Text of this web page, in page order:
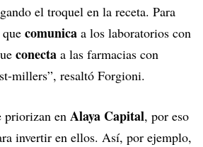
el troquel en la receta. Para
comunica a los laboratorios con
conecta a las farmacias con
millers”, resaltó Forgioni.
priorizan en Alaya Capital, por eso
invertir en ellos. Así, por ejemplo,